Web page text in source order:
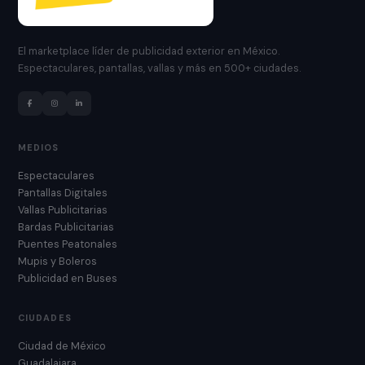
El marketplace líder de publicidad exterior en México.
Espectaculares, pantallas, vallas y más en 500+ ciudades.
MEDIOS
Espectaculares
Pantallas Digitales
Vallas Publicitarias
Bardas Publicitarias
Puentes Peatonales
Mupis y Boleros
Publicidad en Buses
CIUDADES
Ciudad de México